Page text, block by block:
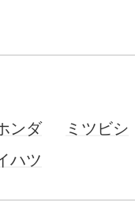
ンダ
ミツビシ
ハツ